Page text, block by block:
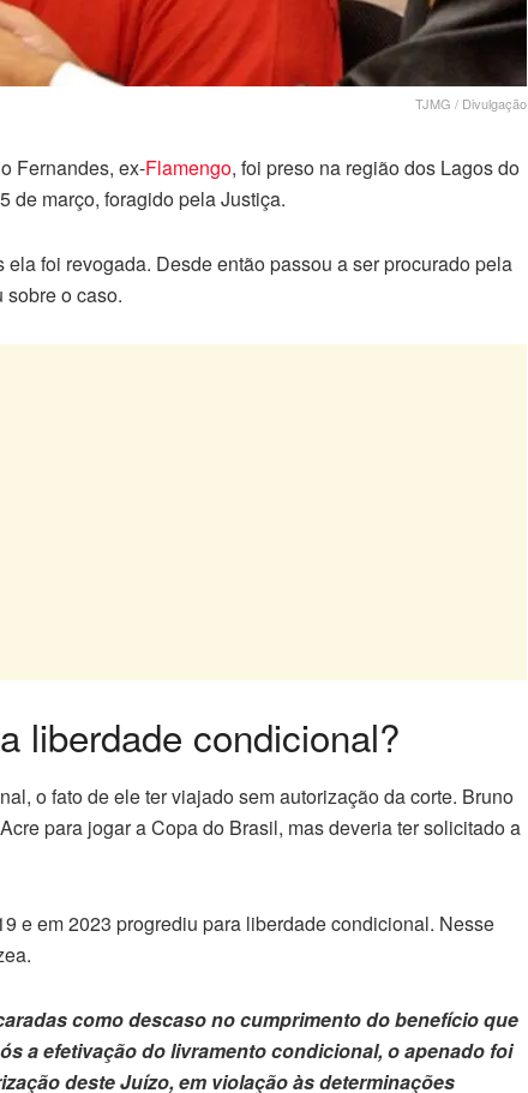
TJMG / Divulgação
Fernandes, ex-Flamengo, foi preso na região dos Lagos do
de março, foragido pela Justiça.
foi revogada. Desde então passou a ser procurado pela
o caso.
liberdade condicional?
o fato de ele ter viajado sem autorização da corte. Bruno
para jogar a Copa do Brasil, mas deveria ter solicitado a
e em 2023 progrediu para liberdade condicional. Nesse
como descaso no cumprimento do benefício que
a efetivação do livramento condicional, o apenado foi
deste Juízo, em violação às determinações